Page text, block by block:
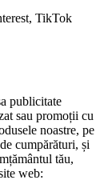
TikTok
publicitate
sau promoții cu
noastre, pe
cumpărături, și
tău,
web: